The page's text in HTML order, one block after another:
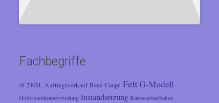
Fachbegriffe
/8 230SL Auftragsverkauf Benz Coupé FettG-Modell
Hohlraumkonservierung Instandsetzung Karosseriearbeiten